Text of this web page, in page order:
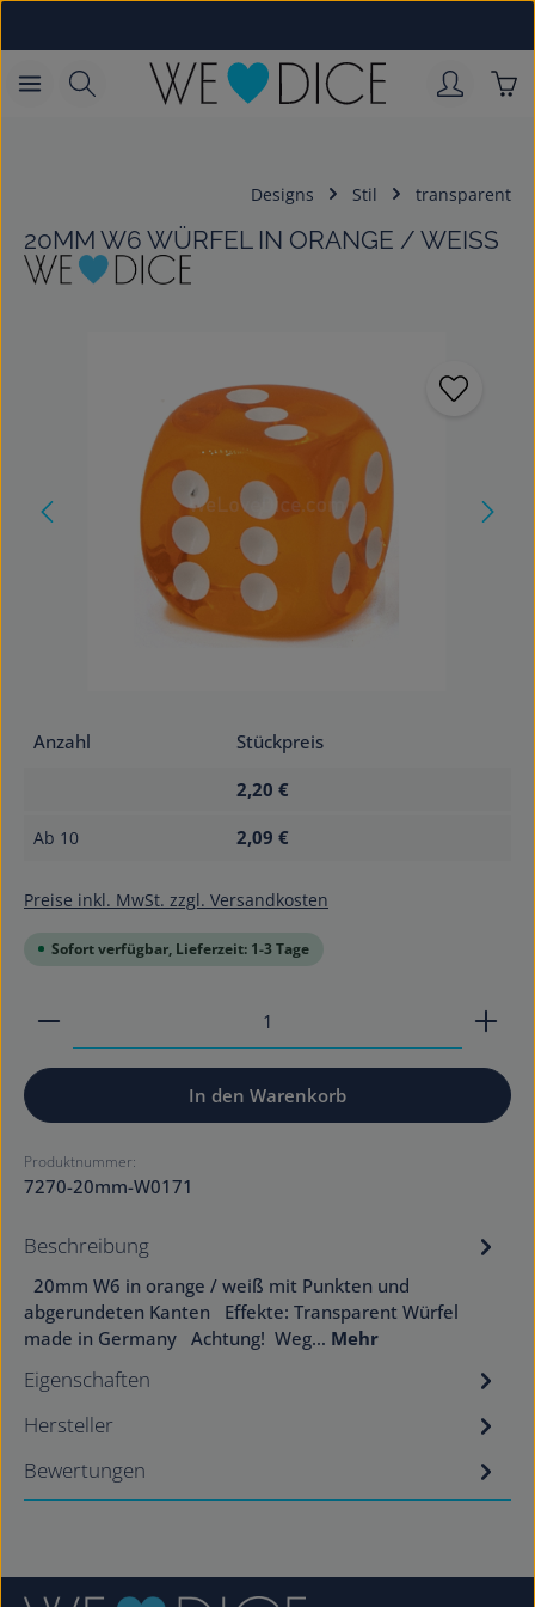
Designs Stil transparent
20MM W6 WÜRFEL IN ORANGE / WEISS
Anzahl
Stückpreis
2,20 €
Ab 10 2,09 €
Preise inkl. MwSt. zzgl. Versandkosten
Sofort verfügbar, Lieferzeit: 1-3 Tage
Produkt Anzahl: Gib den gewünschten Wert ein
In den Warenkorb
Produktnummer:
7270-20mm-W0171
Beschreibung
20mm W6 in orange / weiß mit Punkten und
abgerundeten Kanten Effekte: Transparent Würfel
made in Germany Achtung! Weg… Mehr
Eigenschaften
Hersteller
Bewertungen